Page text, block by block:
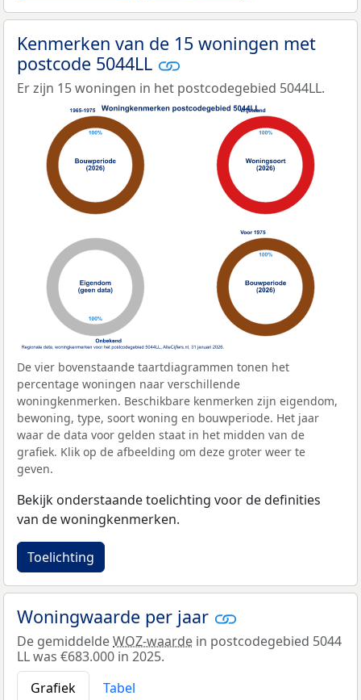
Kenmerken van de 15 woningen met
postcode 5044LL
Er zijn 15 woningen in het postcodegebied 5044LL.
De vier bovenstaande taartdiagrammen tonen het
percentage woningen naar verschillende
woningkenmerken. Beschikbare kenmerken zijn eigendom,
bewoning, type, soort woning en bouwperiode. Het jaar
waar de data voor gelden staat in het midden van de
grafiek. Klik op de afbeelding om deze groter weer te
geven.
Bekijk onderstaande toelichting voor de definities
van de woningkenmerken.
Toelichting
Woningwaarde per jaar
De gemiddeldeWOZ-waarde in postcodegebied 5044
LL was €683.000 in 2025.
Grafiek
Tabel